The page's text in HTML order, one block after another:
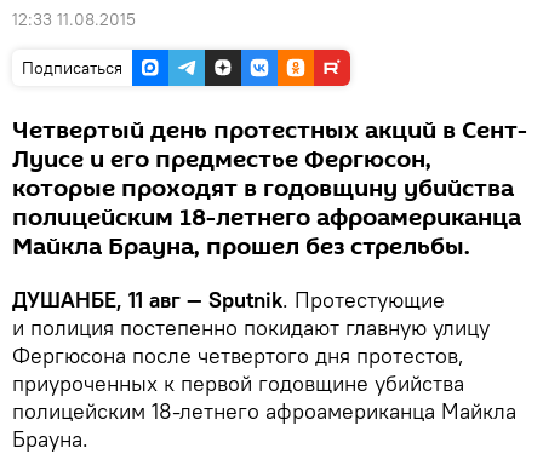
12:33 11.08.2015
Подписаться
Четвертый день протестных акций в Сент-
Луисе и его предместье Фергюсон,
которые проходят в годовщину убийства
полицейским 18-летнего афроамериканца
Майкла Брауна, прошел без стрельбы.
ДУШАНБЕ, 11 авг — Sputnik. Протестующие
и полиция постепенно покидают главную улицу
Фергюсона после четвертого дня протестов,
приуроченных к первой годовщине убийства
полицейским 18-летнего афроамериканца Майкла
Брауна.